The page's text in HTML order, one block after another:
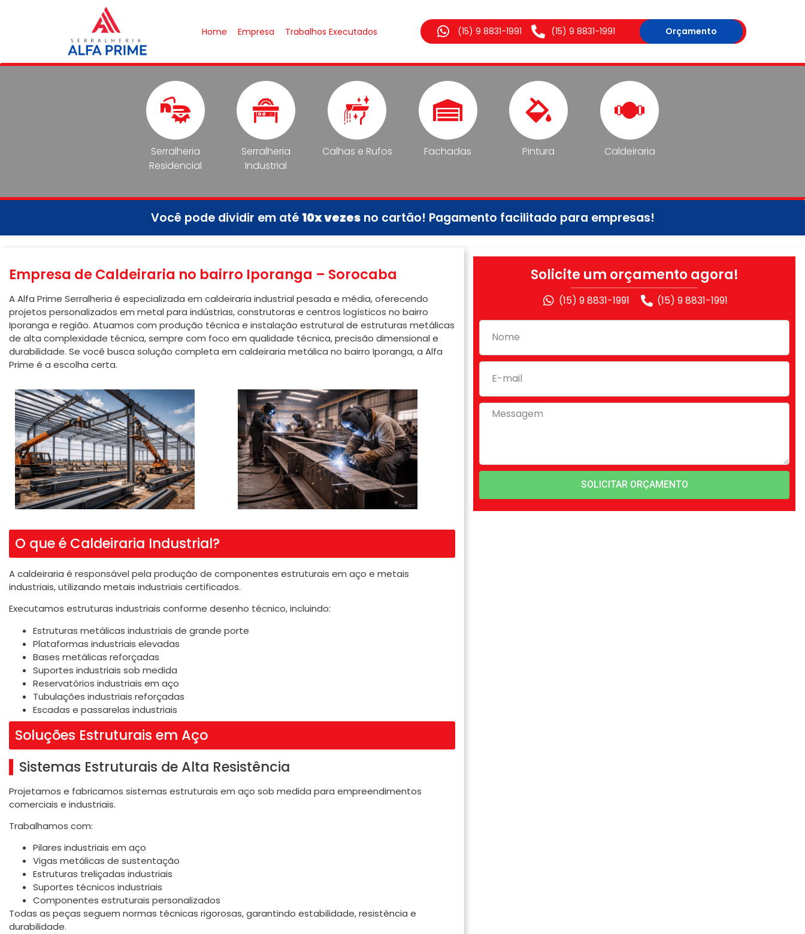
Home Empresa Trabalhos Executados (15) 9 8831-1991 (15) 9 8831-1991 Orçamento
Serralheria
Residencial
Serralheria
Industrial
Calhas e Rufos Fachadas Pintura Caldeiraria
Você pode dividir em até 10x vezesno cartão! Pagamento facilitado para empresas!
Empresa de Caldeiraria no bairro Iporanga – Sorocaba
A Alfa Prime Serralheria é especializada em caldeiraria industrial pesada e média, oferecendo
projetos personalizados em metal para indústrias, construtoras e centros logísticos no bairro
Iporanga e região. Atuamos com produção técnica e instalação estrutural de estruturas metálicas
de alta complexidade técnica, sempre com foco em qualidade técnica, precisão dimensional e
durabilidade. Se você busca solução completa em caldeiraria metálica no bairro Iporanga, a Alfa
Prime é a escolha certa.
O que é Caldeiraria Industrial?
A caldeiraria é responsável pela produção de componentes estruturais em aço e metais
industriais, utilizando metais industriais certificados.
Executamos estruturas industriais conforme desenho técnico, incluindo:
Estruturas metálicas industriais de grande porte
Plataformas industriais elevadas
Bases metálicas reforçadas
Suportes industriais sob medida
Reservatórios industriais em aço
Tubulações industriais reforçadas
Escadas e passarelas industriais
Soluções Estruturais em Aço
Sistemas Estruturais de Alta Resistência
Projetamos e fabricamos sistemas estruturais em aço sob medida para empreendimentos
comerciais e industriais.
Trabalhamos com:
Pilares industriais em aço
Vigas metálicas de sustentação
Estruturas treliçadas industriais
Suportes técnicos industriais
Componentes estruturais personalizados
Todas as peças seguem normas técnicas rigorosas, garantindo estabilidade, resistência e
durabilidade.
Solicite um orçamento agora!
(15) 9 8831-1991 (15) 9 8831-1991
SOLICITAR ORÇAMENTO